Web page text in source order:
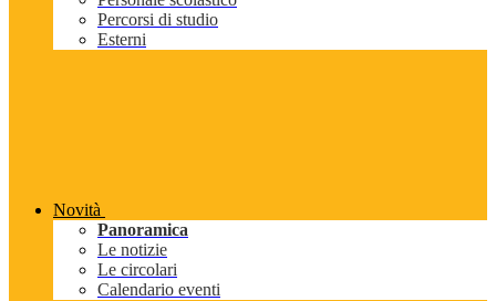
Percorsi di studio
Esterni
Novità
Panoramica
Le notizie
Le circolari
Calendario eventi